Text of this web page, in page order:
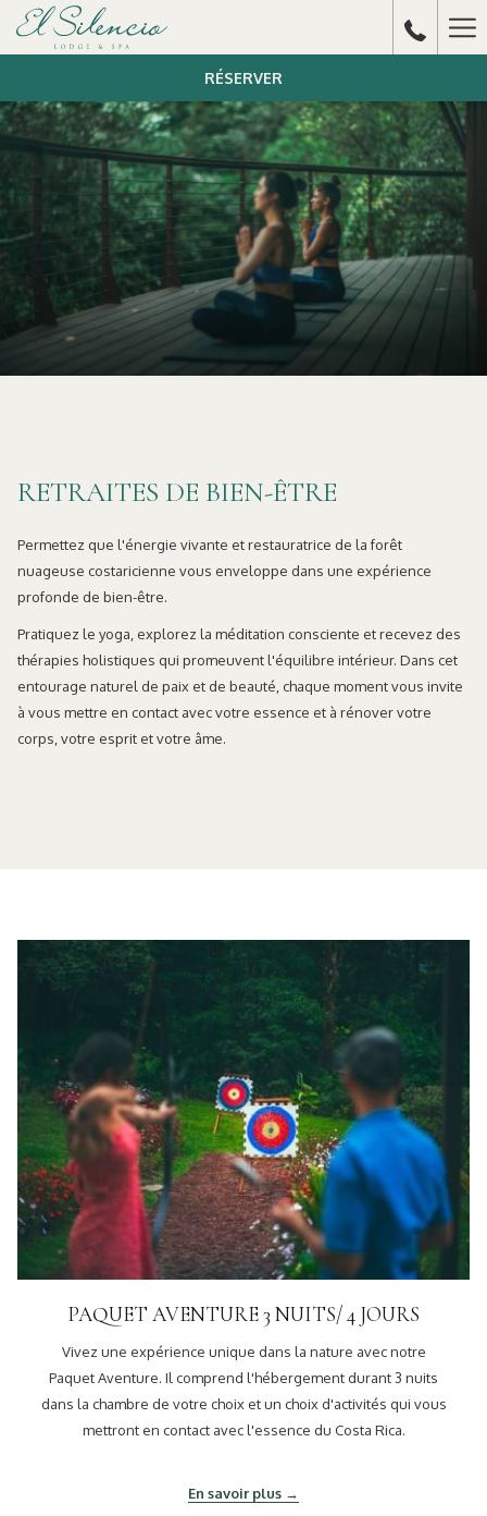
RÉSERVER
RETRAITES DE BIEN-ÊTRE
Permettez que l'énergie vivante et restauratrice de la forêt
nuageuse costaricienne vous enveloppe dans une expérience
profonde de bien-être.
Pratiquez le yoga, explorez la méditation consciente et recevez des
thérapies holistiques qui promeuvent l'équilibre intérieur. Dans cet
entourage naturel de paix et de beauté, chaque moment vous invite
à vous mettre en contact avec votre essence et à rénover votre
corps, votre esprit et votre âme.
PAQUET AVENTURE 3 NUITS/ 4 JOURS
Vivez une expérience unique dans la nature avec notre
Paquet Aventure. Il comprend l'hébergement durant 3 nuits
dans la chambre de votre choix et un choix d'activités qui vous
mettront en contact avec l'essence du Costa Rica.
En savoir plus